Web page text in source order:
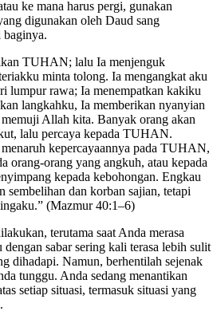
ke mana harus pergi, gunakan
digunakan oleh Daud sang
baginya.
TUHAN; lalu Ia menjenguk
minta tolong. Ia mengangkat aku
lumpur rawa; Ia menempatkan kakiku
langkahku, Ia memberikan nyanyian
Allah kita. Banyak orang akan
lalu percaya kepada TUHAN.
kepercayaannya pada TUHAN,
orang-orang yang angkuh, atau kepada
kepada kebohongan. Engkau
sembelihan dan korban sajian, tetapi
(Mazmur 40:1–6)
terutama saat Anda merasa
sabar sering kali terasa lebih sulit
dihadapi. Namun, berhentilah sejenak
tunggu. Anda sedang menantikan
setiap situasi, termasuk situasi yang